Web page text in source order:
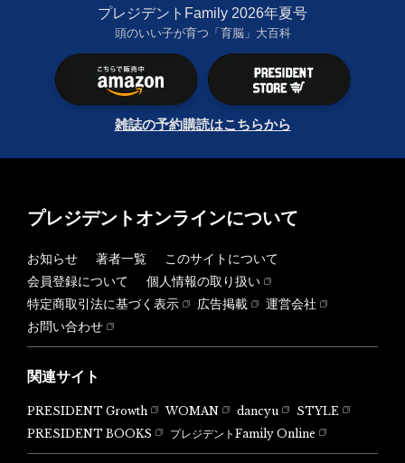
プレジデントFamily 2026年夏号
頭のいい子が育つ「育脳」大百科
雑誌の予約購読はこちらから
プレジデントオンラインについて
お知らせ 著者一覧
このサイトについて
会員登録について
個人情報の取り扱い
特定商取引法に基づく表示
広告掲載
運営会社
お問い合わせ
関連サイト
PRESIDENT Growth WOMAN dancyu
STYLE
PRESIDENT BOOKS
プレジデントFamily Online